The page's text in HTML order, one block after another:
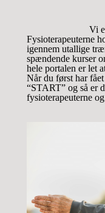
Vi
Fysioterapeuterne
igennem utallige
spændende kurser
hele portalen er let
Når du først har
“START” og så er
fysioterapeuterne